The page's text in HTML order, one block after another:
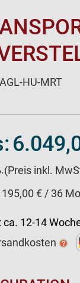
AGL-HU-MRT
(Preis inkl.
€ / 36
ca. 12-14